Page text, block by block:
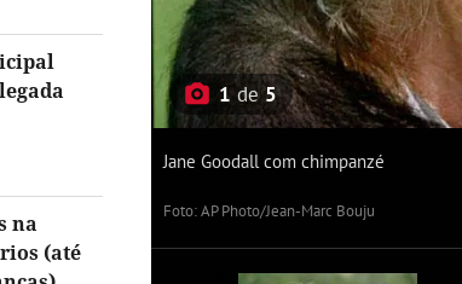
na
(até
1 de5
Jane Goodall com chimpanzé
Foto: AP Photo/Jean-Marc Bouju